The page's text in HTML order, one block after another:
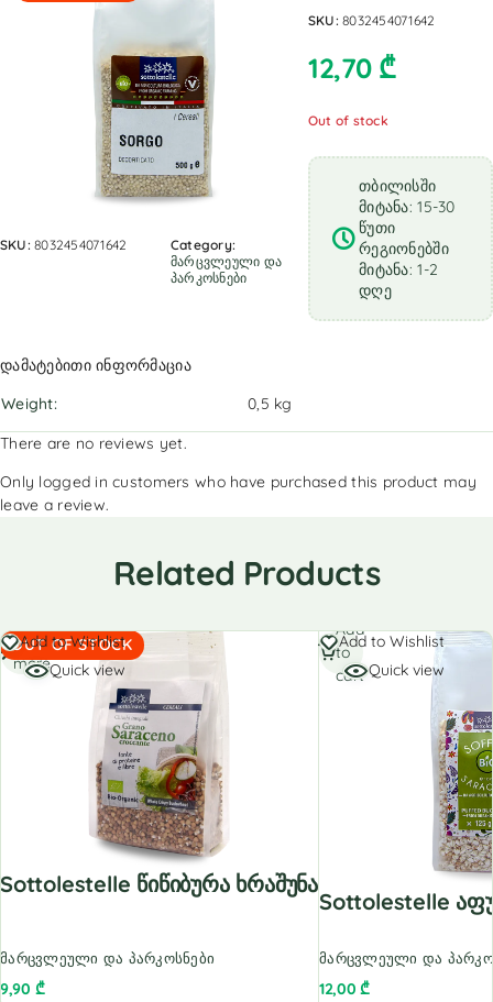
SKU:8032454071642
Category:
მარცვლეული და
პარკოსნები
SKU:8032454071642
12,70 ₾
Out of stock
თბილისში
მიტანა: 15-30
წუთი
რეგიონებში
მიტანა: 1-2
დღე
დამატებითი ინფორმაცია
Weight
0,5 kg
There are no reviews yet.
Only logged in customers who have purchased this product may
leave a review.
Related Products
OUT OF STOCK
Add to Wishlist
Quick view
Sottolestelle Წიწიბურა Ხრაშუნა
მარცვლეული და პარკოსნები
9,90 ₾
Read
more
Add to Wishlist
Quick view
Sottolestelle
მარცვლეული და
12,00₾
Add
to
cart